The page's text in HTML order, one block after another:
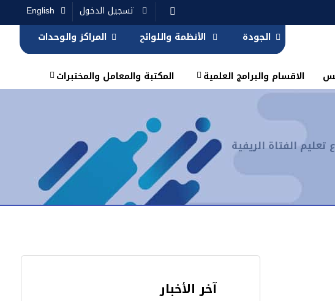
English
تسجيل الدخول
الجودة
الأنظمة واللوائح المراكز والوحدات
الاقسام والبرامج العلمية المكتبة والمعامل والمختبرات
الفتاة الريفية
آخر الأخبار